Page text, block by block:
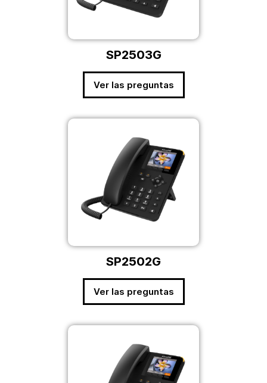
SP2503G
Ver las preguntas
SP2502G
Ver las preguntas